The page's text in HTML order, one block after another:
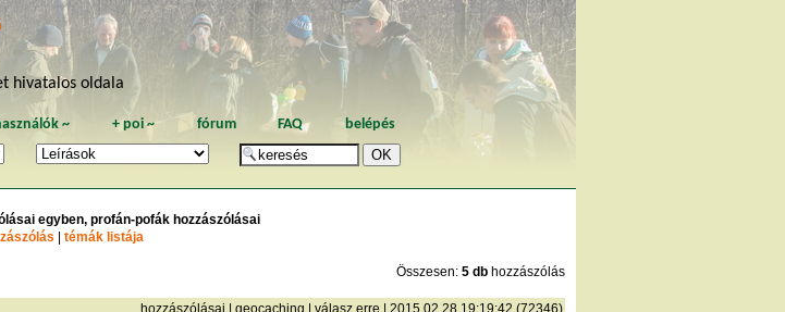
hivatalos oldala
~ + poi~ fórum FAQ belépés
egyben, profán-pofák hozzászólásai
témák listája
Összesen: 5 db hozzászólás
hozzászólásai geocaching válasz erre | 2015.02.28 19:19:42 (72346)